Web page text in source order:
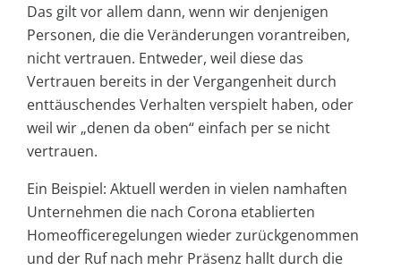
Das gilt vor allem dann, wenn wir denjenigen
Personen, die die Veränderungen vorantreiben,
nicht vertrauen. Entweder, weil diese das
Vertrauen bereits in der Vergangenheit durch
enttäuschendes Verhalten verspielt haben, oder
weil wir „denen da oben“ einfach per se nicht
vertrauen.
Ein Beispiel: Aktuell werden in vielen namhaften
Unternehmen die nach Corona etablierten
Homeofficeregelungen wieder zurückgenommen
und der Ruf nach mehr Präsenz hallt durch die